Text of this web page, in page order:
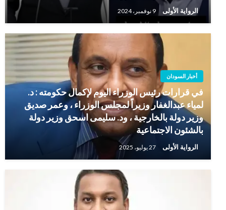
الرواية الأولى 9 نوفمبر، 2024
أخبار السودان
في قرارات رئيس الوزراء اليوم لإكمال حكومته : د.
لمياء عبدالغفار وزيراً لمجلس الوزراء ، وعمر صديق
وزير دولة بالخارجية ، ود. سليمى اسحق وزير دولة
بالشئون الاجتماعية
الرواية الأولى 27 يوليو، 2025